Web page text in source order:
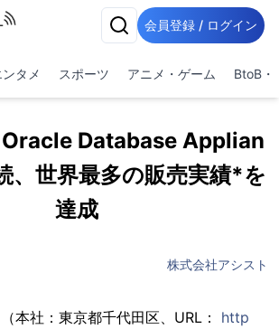
会員登録 / ログイン
ンタメ スポーツ アニメ・ゲーム BtoB・
Database Applian
、世界最多の販売実績*を
達成
株式会社アシスト
本社：東京都千代田区、URL： http